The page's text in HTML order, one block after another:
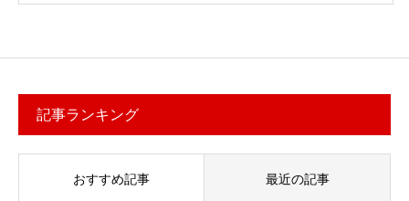
記事ランキング
おすすめ記事 最近の記事